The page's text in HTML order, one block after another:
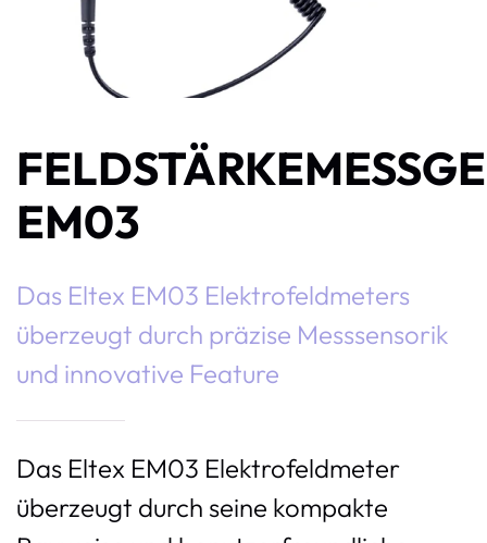
EM03
Das Eltex EM03 Elektrofeldmeters
überzeugt durch präzise Messsensorik
und innovative Feature
Das Eltex EM03 Elektrofeldmeter
überzeugt durch seine kompakte